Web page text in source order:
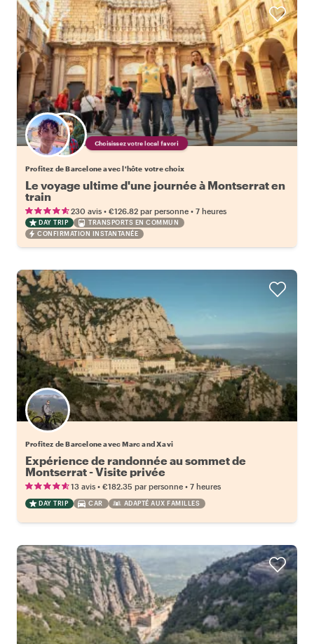
Choisissez votre local favori
Profitez de Barcelone avec l'hôte votre choix
Le voyage ultime d'une journée à Montserrat en
train
230 avis • €126.82 par personne • 7 heures
DAY TRIP
TRANSPORTS EN COMMUN
CONFIRMATION INSTANTANÉE
Profitez de Barcelone avec Marc and Xavi
Expérience de randonnée au sommet de
Montserrat - Visite privée
13 avis • €182.35 par personne • 7 heures
DAY TRIP CAR ADAPTÉ AUX FAMILLES